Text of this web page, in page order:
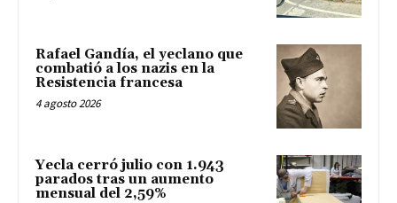
Rafael Gandía, el yeclano que
combatió a los nazis en la
Resistencia francesa
4 agosto 2026
Yecla cerró julio con 1.943
parados tras un aumento
mensual del 2,59%